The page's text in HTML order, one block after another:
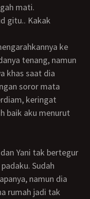
mati.
tenang, namun
khas saat dia
soror mata
keringat
baik aku menurut
Sudah
namun dia
rumah jadi tak